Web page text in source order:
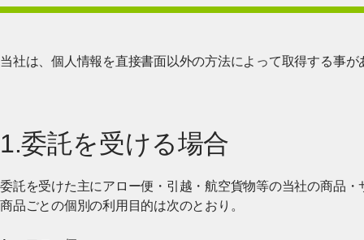
当社は、個人情報を直接書面以外の方法によって取得する事
1.委託を受ける場合
委託を受けた主にアロー便・引越・航空貨物等の当社の商品
商品ごとの個別の利用目的は次のとおり。